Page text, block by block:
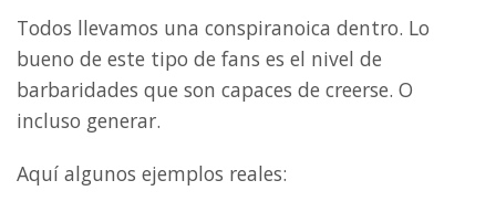
Todos llevamos una conspiranoica dentro. Lo
bueno de este tipo de fans es el nivel de
barbaridades que son capaces de creerse. O
incluso generar.
Aquí algunos ejemplos reales: